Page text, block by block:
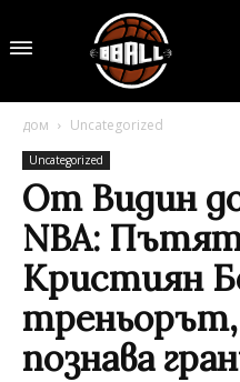
дом Uncategorized
Uncategorized
От Видин
NBA:
Кристиян
познава